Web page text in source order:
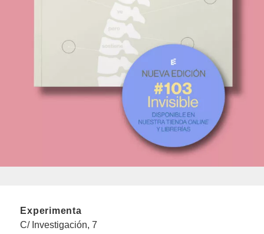
Experimenta
C/ Investigación, 7